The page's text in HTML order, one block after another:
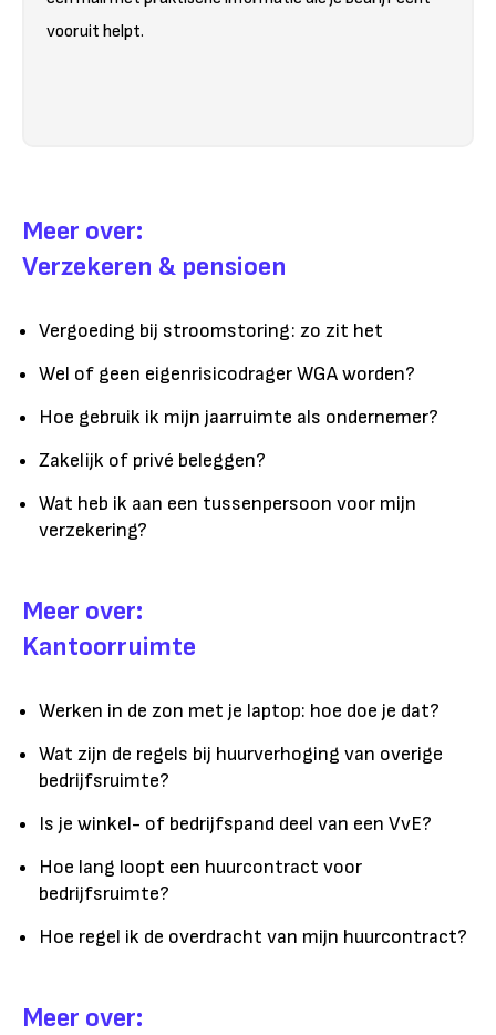
vooruit helpt.
Meer over:
Verzekeren & pensioen
Vergoeding bij stroomstoring: zo zit het
Wel of geen eigenrisicodrager WGA worden?
Hoe gebruik ik mijn jaarruimte als ondernemer?
Zakelijk of privé beleggen?
Wat heb ik aan een tussenpersoon voor mijn
verzekering?
Meer over:
Kantoorruimte
Werken in de zon met je laptop: hoe doe je dat?
Wat zijn de regels bij huurverhoging van overige
bedrijfsruimte?
Is je winkel- of bedrijfspand deel van een VvE?
Hoe lang loopt een huurcontract voor
bedrijfsruimte?
Hoe regel ik de overdracht van mijn huurcontract?
Meer over: